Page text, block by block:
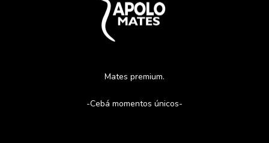
Mates premium.
-Cebá momentos únicos-